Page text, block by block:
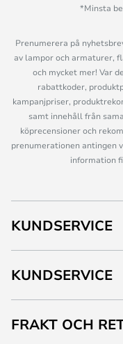
*Minsta
Prenumerera på
av lampor och armaturer,
och mycket mer! Var
rabattkoder,
kampanjpriser,
samt innehåll från
köprecensioner och
prenumerationen antingen
information
KUNDSERVICE
KUNDSERVICE
FRAKT OCH